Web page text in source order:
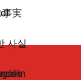
実
사실